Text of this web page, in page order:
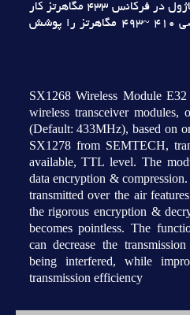
بسيار کاربرد دارد. اين ماژول در فرکانس 433 مگاهرتز کار
مي کند و محدوده فرکانسي 410 ~493 مگاهرتز را پوشش
SX1268 Wireless Module
wireless transceiver modules,
(Default: 433MHz), based on
SX1278 from SEMTECH,
available, TTL level. The
data encryption &
transmitted over the air
the rigorous encryption &
becomes pointless. The
can decrease the
being interfered, while
transmission efficiency